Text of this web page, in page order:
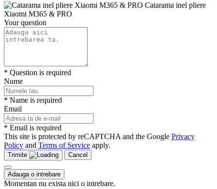
Catarama inel pliere
Xiaomi M365 & PRO
Your question
* Question is required
Nume
* Name is required
Email
* Email is required
This site is protected by reCAPTCHA and the Google Privacy
Policy and Terms of Service apply.
Trimite Cancel
Adauga o intrebare
Momentan nu exista nici o intrebare.